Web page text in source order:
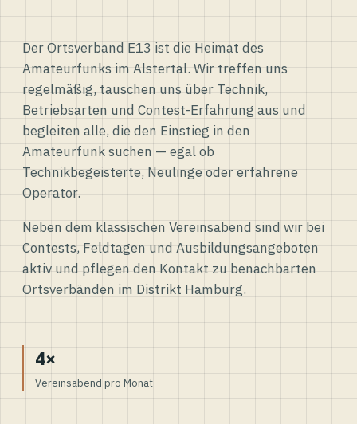
Der Ortsverband E13 ist die Heimat des
Amateurfunks im Alstertal. Wir treffen uns
regelmäßig, tauschen uns über Technik,
Betriebsarten und Contest-Erfahrung aus und
begleiten alle, die den Einstieg in den
Amateurfunk suchen — egal ob
Technikbegeisterte, Neulinge oder erfahrene
Operator.
Neben dem klassischen Vereinsabend sind wir bei
Contests, Feldtagen und Ausbildungsangeboten
aktiv und pflegen den Kontakt zu benachbarten
Ortsverbänden im Distrikt Hamburg.
4×
Vereinsabend pro Monat